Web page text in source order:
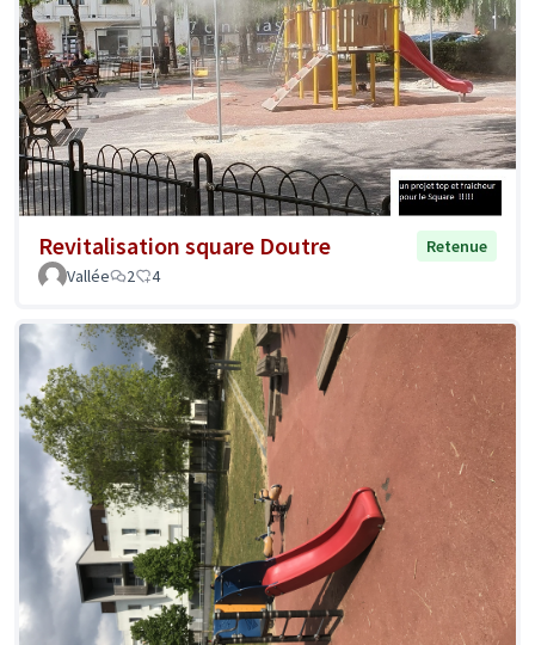
Revitalisation square Doutre
Retenue
Vallée
2 4